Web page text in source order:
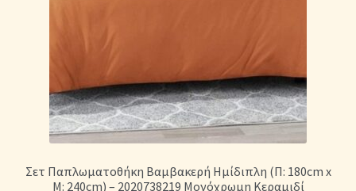
Σετ Παπλωματοθήκη Βαμβακερή Ημίδιπλη (Π: 180cm x
Μ: 240cm) – 2020738219 Μονόχρωμη Κεραμιδί